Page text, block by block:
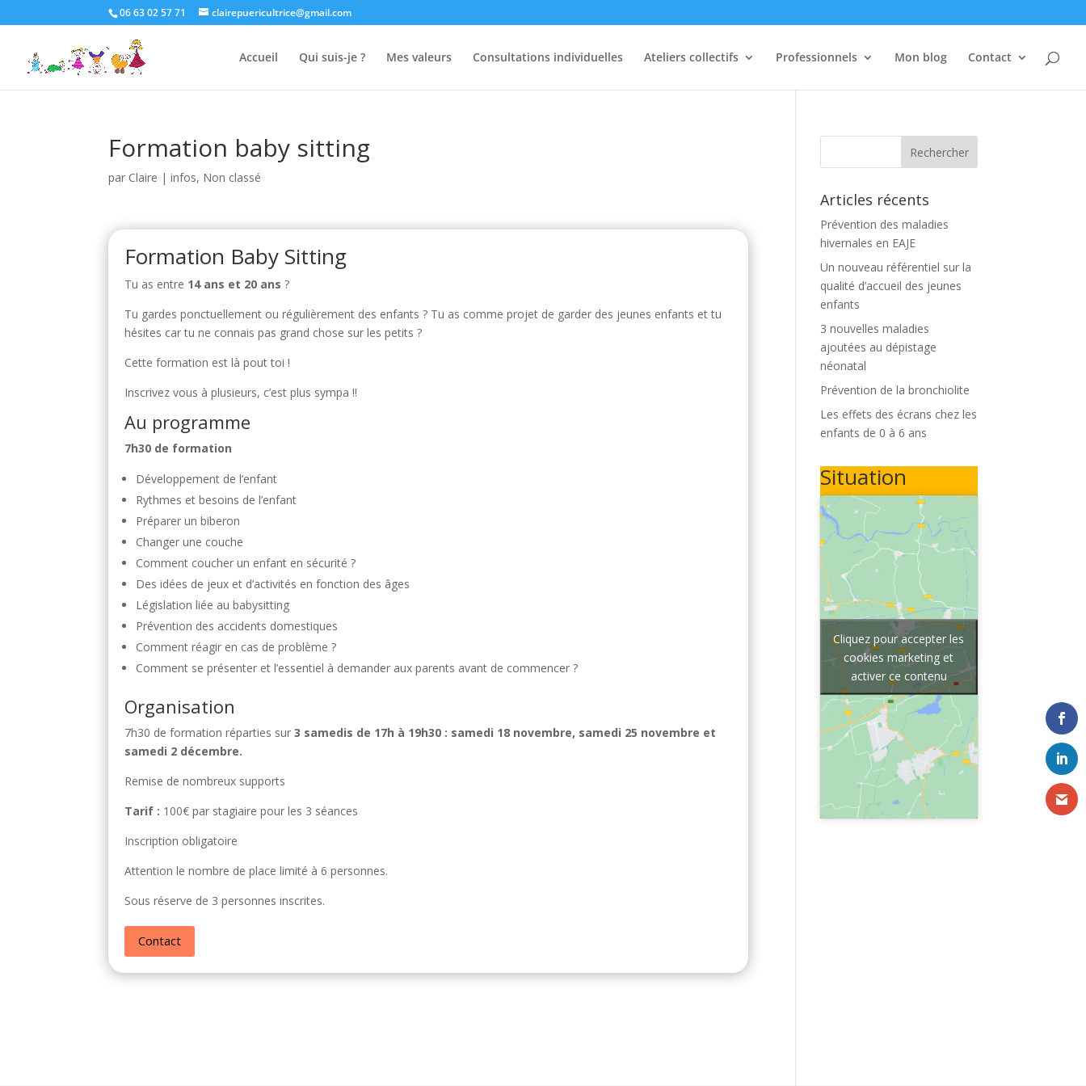
06 63 02 57 71 clairepuericultrice@gmail.com
Accueil Qui suis-je ? Mes valeurs Consultations individuelles Ateliers collectifs Professionnels Mon blog Contact
Formation baby sitting
par Claire |infos, Non classé
Formation Baby Sitting
Tu as entre 14 ans et 20 ans ?
Tu gardes ponctuellement ou régulièrement des enfants ? Tu as comme projet de garder des jeunes enfants et tu
hésites car tu ne connais pas grand chose sur les petits ?
Cette formation est là pout toi !
Inscrivez vous à plusieurs, c’est plus sympa !!
Au programme
7h30 de formation
Développement de l’enfant
Rythmes et besoins de l’enfant
Préparer un biberon
Changer une couche
Comment coucher un enfant en sécurité ?
Des idées de jeux et d’activités en fonction des âges
Législation liée au babysitting
Prévention des accidents domestiques
Comment réagir en cas de problème ?
Comment se présenter et l’essentiel à demander aux parents avant de commencer ?
Organisation
7h30 de formation réparties sur3 samedis de 17h à 19h30 : samedi 18 novembre, samedi 25 novembre et
samedi 2 décembre.
Remise de nombreux supports
Tarif : 100€ par stagiaire pour les 3 séances
Inscription obligatoire
Attention le nombre de place limité à 6 personnes.
Sous réserve de 3 personnes inscrites.
Contact
Articles récents
Prévention des maladies
hivernales en EAJE
Un nouveau référentiel sur la
qualité d’accueil des jeunes
enfants
3 nouvelles maladies
ajoutées au dépistage
néonatal
Prévention de la bronchiolite
Les effets des écrans chez les
enfants de 0 à 6 ans
Situation
Cliquez pour accepter les
cookies marketing et
activer ce contenu